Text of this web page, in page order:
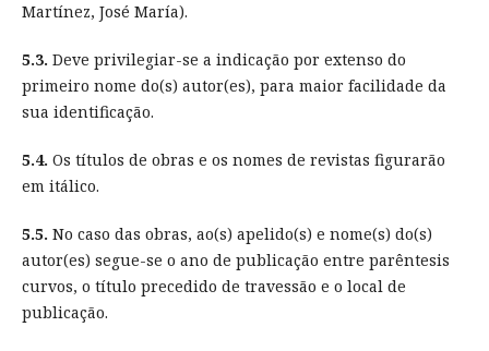
Martínez, José María).
5.3. Deve privilegiar-se a indicação por extenso do
primeiro nome do(s) autor(es), para maior facilidade da
sua identificação.
5.4. Os títulos de obras e os nomes de revistas figurarão
em itálico.
5.5. No caso das obras, ao(s) apelido(s) e nome(s) do(s)
autor(es) segue-se o ano de publicação entre parêntesis
curvos, o título precedido de travessão e o local de
publicação.